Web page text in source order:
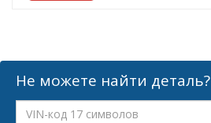
Не можете найти деталь?